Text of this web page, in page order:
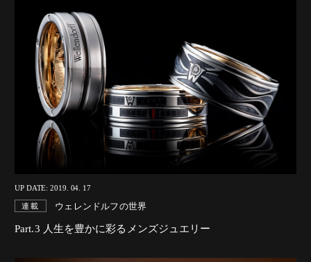
UP DATE: 2019. 04. 17
連載 ウェレンドルフの世界
Part.3 人生を豊かに彩るメンズジュエリー